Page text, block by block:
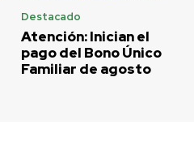
Destacado
Atención: Inician el
pago del Bono Único
Familiar de agosto